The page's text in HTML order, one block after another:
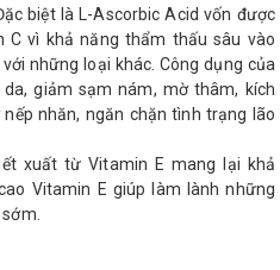
biệt là L-Ascorbic Acid vốn được
C vì khả năng thẩm thấu sâu vào
những loại khác. Công dụng của
giảm sạm nám, mờ thâm, kích
nhăn, ngăn chặn tình trạng lão
xuất từ Vitamin E mang lại khả
Vitamin E giúp làm lành những